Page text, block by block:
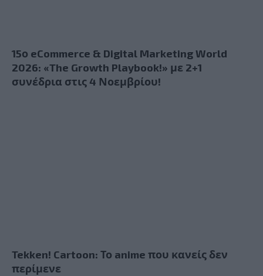
15ο eCommerce & Digital Marketing World
2026: «The Growth Playbook!» με 2+1
συνέδρια στις 4 Νοεμβρίου!
Tekken! Cartoon: Το anime που κανείς δεν
περίμενε